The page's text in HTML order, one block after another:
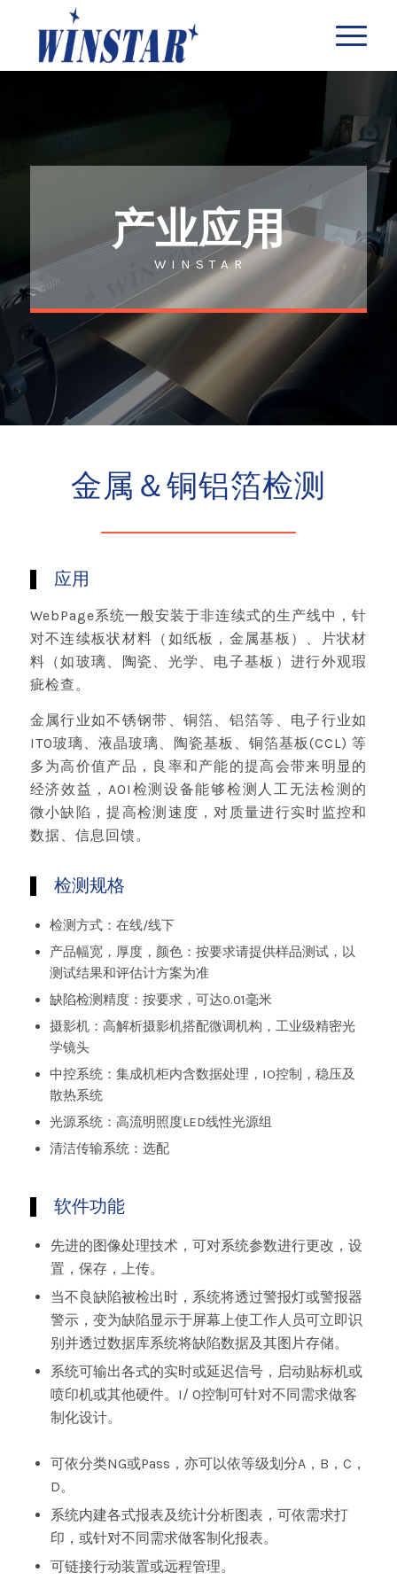
产业应用
W I N S T A R
金属＆铜铝箔检测
应用
WebPage系统一般安装于非连续式的生产线中，针
对不连续板状材料（如纸板，金属基板）、片状材
料（如玻璃、陶瓷、光学、电子基板）进行外观瑕
疵检查。
金属行业如不锈钢带、铜箔、铝箔等、电子行业如
ITO玻璃、液晶玻璃、陶瓷基板、铜箔基板(CCL) 等
多为高价值产品，良率和产能的提高会带来明显的
经济效益，AOI检测设备能够检测人工无法检测的
微小缺陷，提高检测速度，对质量进行实时监控和
数据、信息回馈。
检测规格
检测方式：在线/线下
产品幅宽，厚度，颜色：按要求请提供样品测试，以
测试结果和评估计方案为准
缺陷检测精度：按要求，可达0.01毫米
摄影机：高解析摄影机搭配微调机构，工业级精密光
学镜头
中控系统：集成机柜内含数据处理，IO控制，稳压及
散热系统
光源系统：高流明照度LED线性光源组
清洁传输系统：选配
软件功能
先进的图像处理技术，可对系统参数进行更改，设
置，保存，上传。
当不良缺陷被检出时，系统将透过警报灯或警报器
警示，变为缺陷显示于屏幕上使工作人员可立即识
别并透过数据库系统将缺陷数据及其图片存储。
系统可输出各式的实时或延迟信号，启动贴标机或
喷印机或其他硬件。I/ O控制可针对不同需求做客
制化设计。
可依分类NG或Pass，亦可以依等级划分A，B，C，
D。
系统内建各式报表及统计分析图表，可依需求打
印，或针对不同需求做客制化报表。
可链接行动装置或远程管理。